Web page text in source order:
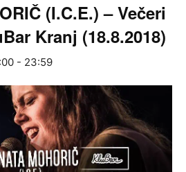
(I.C.E.) – Večeri
Kranj (18.8.2018)
- 23:59